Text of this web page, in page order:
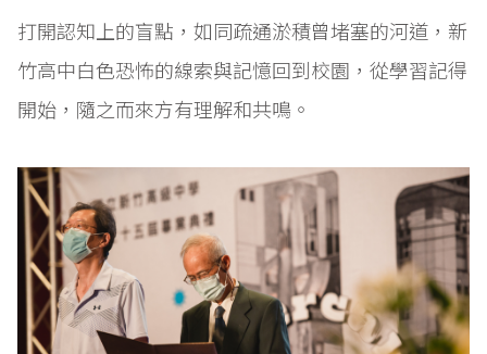
打開認知上的盲點，如同疏通淤積曾堵塞的河道，新
竹高中白色恐怖的線索與記憶回到校園，從學習記得
開始，隨之而來方有理解和共鳴。